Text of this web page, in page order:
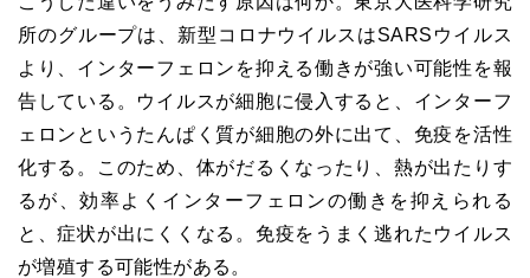
所のグループは、新型コロナウイルスはSARS ウイルス
より、インターフェロンを抑える働きが強い可能性を報
告している。ウイルスが細胞に侵入すると、インターフ
ェロンというたんぱく質が細胞の外に出て、免疫を活性
化する。このため、体がだるくなったり、熱が出たりす
るが、効率よくインターフェロンの働きを抑えられる
と、症状が出にくくなる。免疫をうまく逃れたウイルス
が増殖する可能性がある。